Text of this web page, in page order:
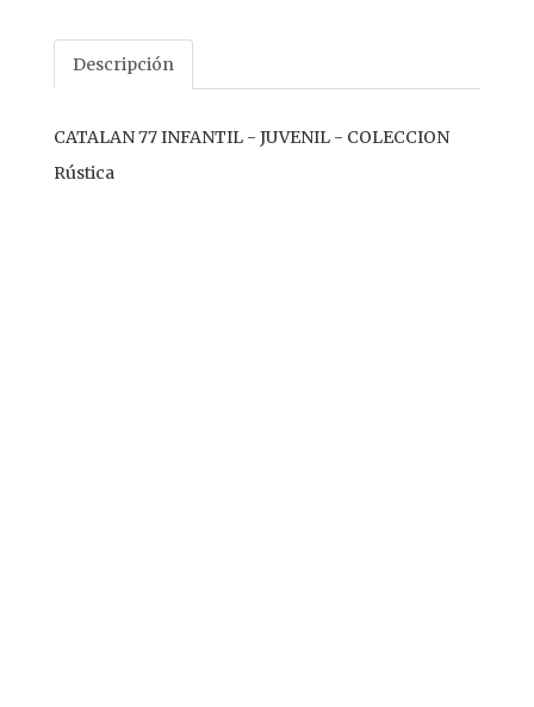
Descripción
CATALAN 77 INFANTIL - JUVENIL - COLECCION
Rústica